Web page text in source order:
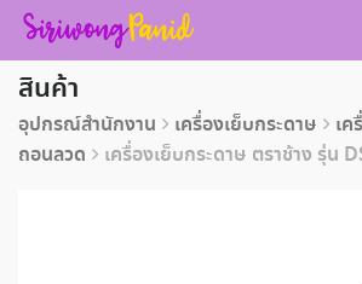
Skip
content
สินค้า
อุปกรณ์สำนักงาน เครื่องเย็บกระดาษ
เค
ถอนลวด
เครื่องเย็บกระดาษ ตราช้าง รุ่น